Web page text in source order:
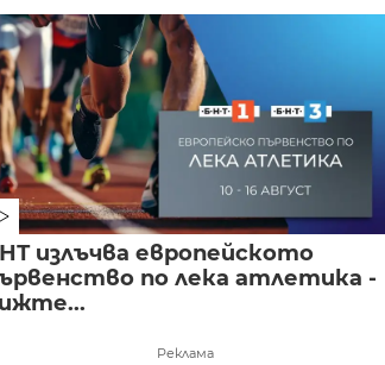
излъчва европейското
по лека атлетика -
Реклама